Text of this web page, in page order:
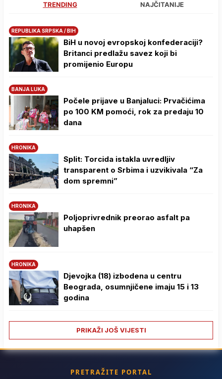
TRENDING NAJČITANIJE
REPUBLIKA SRPSKA / BIH
BiH u novoj evropskoj konfederaciji?
Britanci predlažu savez koji bi
promijenio Europu
BANJA LUKA
Počele prijave u Banjaluci: Prvačićima
po 100 KM pomoći, rok za predaju 10
dana
HRONIKA
Split: Torcida istakla uvredljiv
transparent o Srbima i uzvikivala “Za
dom spremni”
HRONIKA
Poljoprivrednik preorao asfalt pa
uhapšen
HRONIKA
Djevojka (18) izbodena u centru
Beograda, osumnjičene imaju 15 i 13
godina
PRIKAŽI JOŠ VIJESTI
PRETRAŽITE PORTAL